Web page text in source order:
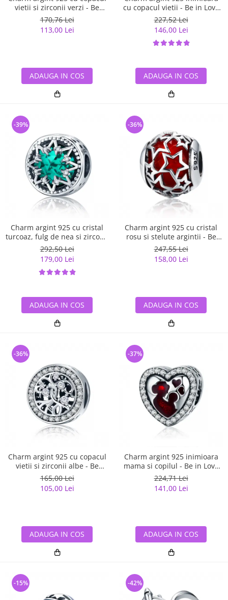
vietii si zirconii verzi - Be
Nature PST0059
170,76 Lei
113,00 Lei
ADAUGA IN COS
cu copacul vietii - Be in Love
PST0105
227,52 Lei
146,00 Lei
ADAUGA IN COS
Charm argint 925 cu cristal
turcoaz, fulg de nea si zirconii
albe - Be Nature PST0110
292,50 Lei
179,00 Lei
-39%
ADAUGA IN COS
Charm argint 925 cu cristal
rosu si stelute argintii - Be
Nature PST0115
247,55 Lei
158,00 Lei
-36%
ADAUGA IN COS
Charm argint 925 cu copacul
vietii si zirconii albe - Be
Nature PST0120
165,00 Lei
105,00 Lei
-36%
ADAUGA IN COS
Charm argint 925 inimioara
mama si copilul - Be in Love
PST0122
224,71 Lei
141,00 Lei
-37%
ADAUGA IN COS
-15% -42%